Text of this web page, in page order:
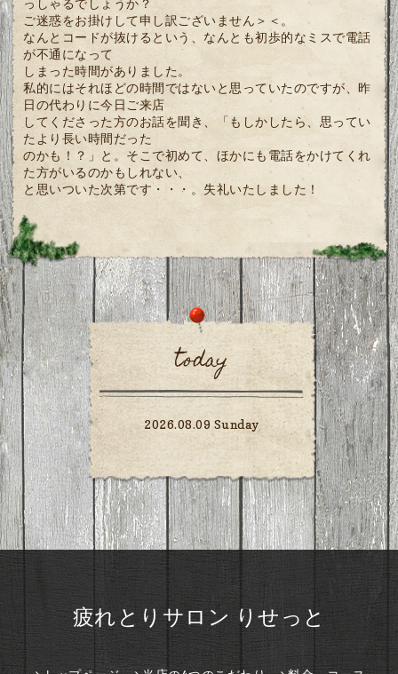
っしゃるでしょうか？
ご迷惑をお掛けして申し訳ございません＞＜。
なんとコードが抜けるという、なんとも初歩的なミスで電話
が不通になって
しまった時間がありました。
私的にはそれほどの時間ではないと思っていたのですが、昨
日の代わりに今日ご来店
してくださった方のお話を聞き、「もしかしたら、思ってい
たより長い時間だった
のかも！？」と。そこで初めて、ほかにも電話をかけてくれ
た方がいるのかもしれない、
と思いついた次第です・・・。失礼いたしました！
today
2026.08.09 Sunday
疲れとりサロン りせっと